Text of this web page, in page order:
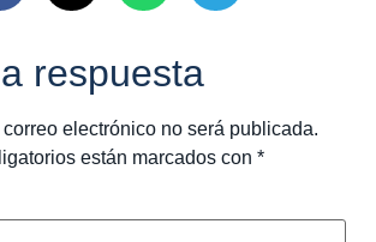
respuesta
electrónico no será publicada.
están marcados con *